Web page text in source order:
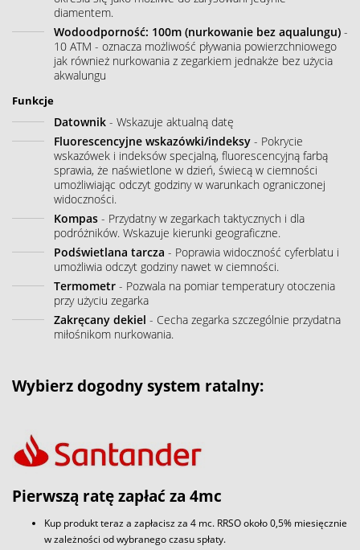
diamentem.
Wodoodporność: 100m (nurkowanie bez aqualungu) -
10 ATM - oznacza możliwość pływania powierzchniowego
jak również nurkowania z zegarkiem jednakże bez użycia
akwalungu
Funkcje
Datownik - Wskazuje aktualną datę
Fluorescencyjne wskazówki/indeksy - Pokrycie
wskazówek i indeksów specjalną, fluorescencyjną farbą
sprawia, że naświetlone w dzień, świecą w ciemności
umożliwiając odczyt godziny w warunkach ograniczonej
widoczności.
Kompas - Przydatny w zegarkach taktycznych i dla
podróżników. Wskazuje kierunki geograficzne.
Podświetlana tarcza - Poprawia widoczność cyferblatu i
umożliwia odczyt godziny nawet w ciemności.
Termometr - Pozwala na pomiar temperatury otoczenia
przy użyciu zegarka
Zakręcany dekiel - Cecha zegarka szczególnie przydatna
miłośnikom nurkowania.
Wybierz dogodny system ratalny:
Pierwszą ratę zapłać za 4mc
Kup produkt teraz a zapłacisz za 4 mc. RRSO około 0,5% miesięcznie
w zależności od wybranego czasu spłaty.